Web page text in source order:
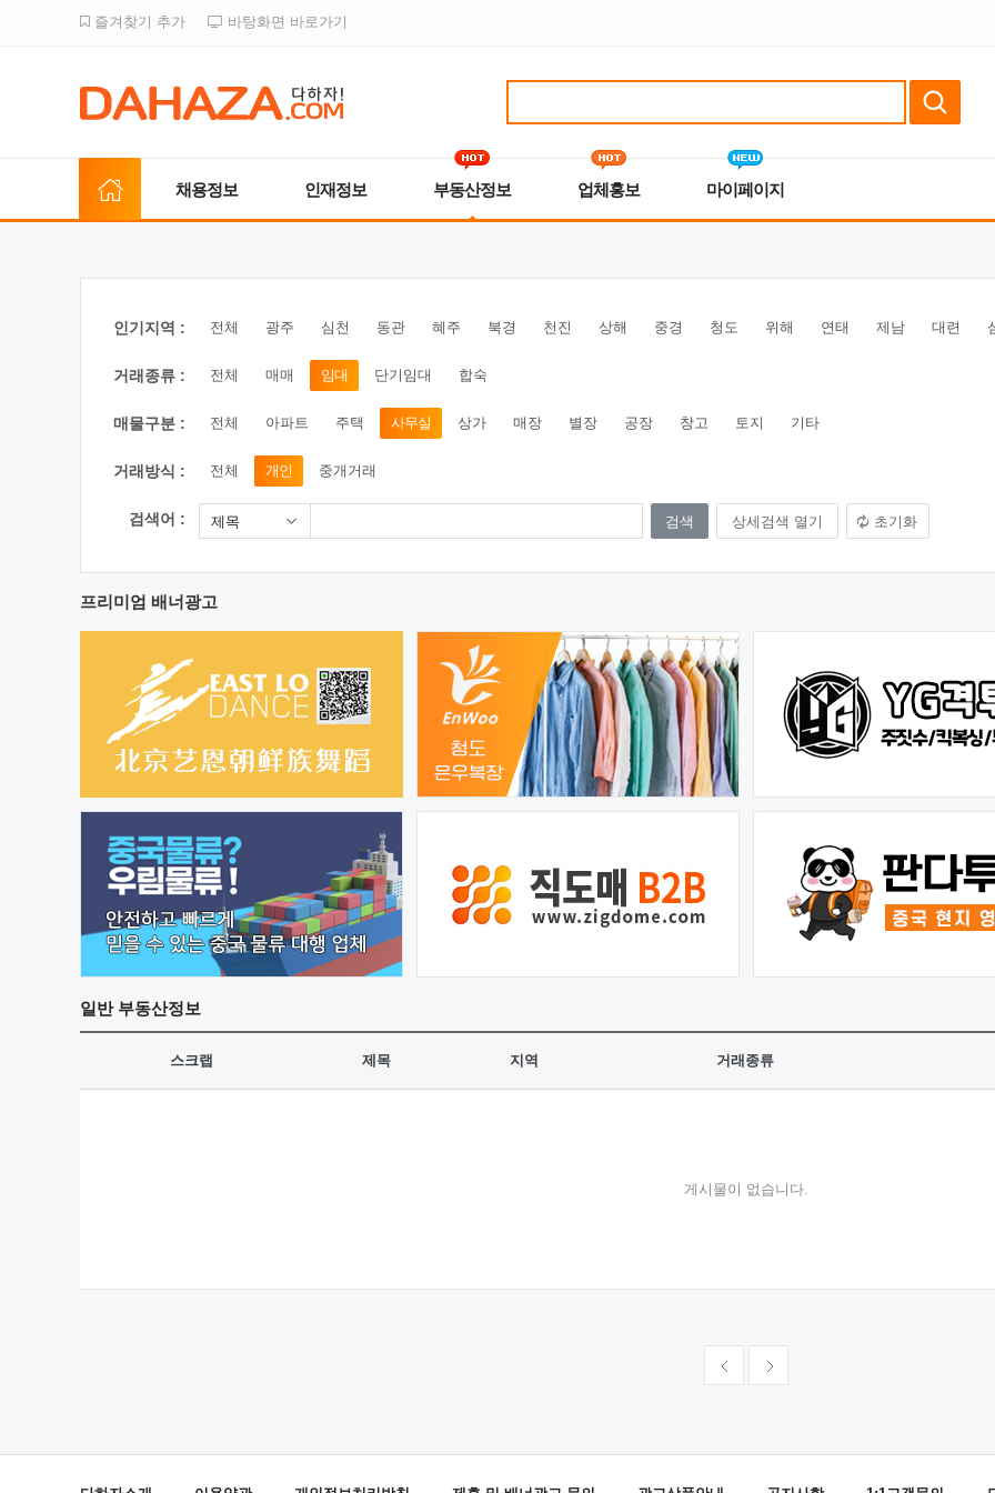
즐겨찾기 추가 바탕화면 바로가기
채용정보 인재정보 부동산정보 업체홍보 마이페이지
인기지역 : 전체 광주 심천 동관 혜주 북경 천진 상해 중경 청도 위해 연태 제남 대련
거래종류 : 전체 매매 임대 단기임대 합숙
매물구분 : 전체 아파트 주택 사무실 상가 매장 별장 공장 창고 토지 기타
거래방식 : 전체 개인 중개거래
검색어 : 제목 상세검색 열기 초기화
프리미엄 배너광고
일반부동산정보
스크랩 제목 지역 거래종류
게시물이 없습니다.